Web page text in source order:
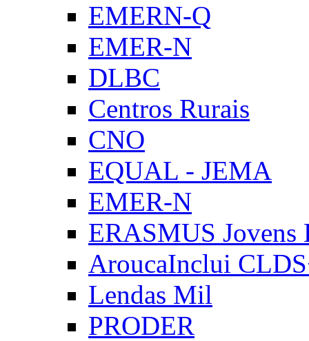
EMERN-Q
EMER-N
DLBC
Centros Rurais
CNO
EQUAL - JEMA
EMER-N
ERASMUS Jovens
AroucaInclui
Lendas Mil
PRODER